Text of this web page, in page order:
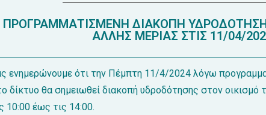
ΠΡΟΓΡΑΜΜΑΤΙΣΜΕΝΗ ΔΙΑΚΟΠΗ
ΑΛΛΗΣ ΜΕΡΙΑΣ ΣΤΙΣ 11/04/
ενημερώνουμε ότι την Πέμπτη 11/4/2024 λόγω
δίκτυο θα σημειωθεί διακοπή υδροδότησης στον
10:00 έως τις 14:00.